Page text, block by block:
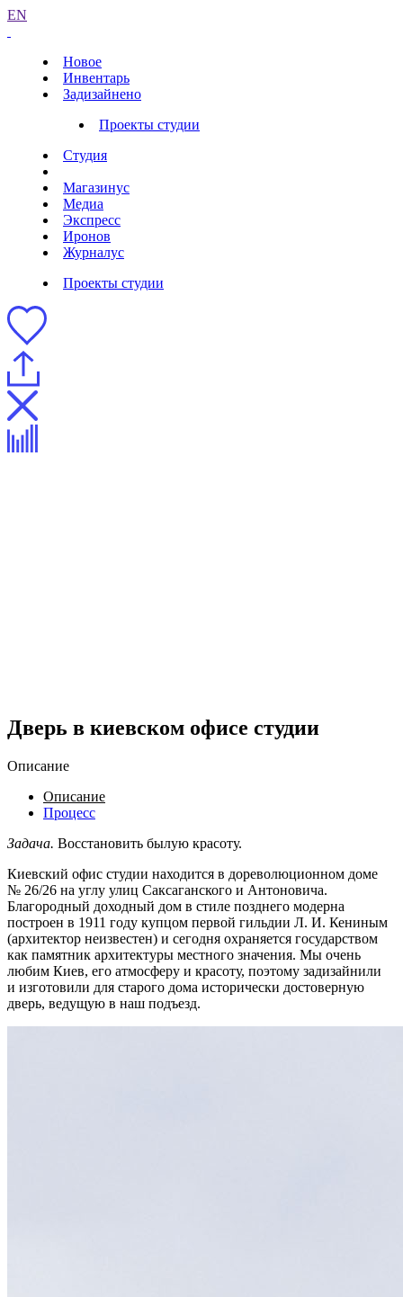
EN
Новое
Инвентарь
Задизайнено
Проекты студии
Студия
Магазинус
Медиа
Экспресс
Иронов
Журналус
Проекты студии
Дверь в киевском офисе студии
Описание
Описание
Процесс
Задача. Восстановить былую красоту.
Киевский офис студии находится в дореволюционном доме
№ 26/26 на углу улиц Саксаганского и Антоновича.
Благородный доходный дом в стиле позднего модерна
построен в 1911 году купцом первой гильдии Л. И. Кениным
(архитектор неизвестен) и сегодня охраняется государством
как памятник архитектуры местного значения. Мы очень
любим Киев, его атмосферу и красоту, поэтому задизайнили
и изготовили для старого дома исторически достоверную
дверь, ведущую в наш подъезд.